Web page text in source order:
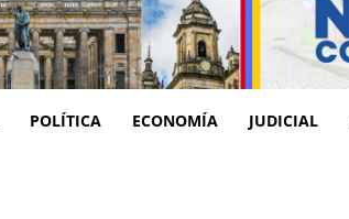
POLÍTICA ECONOMÍA JUDICIAL